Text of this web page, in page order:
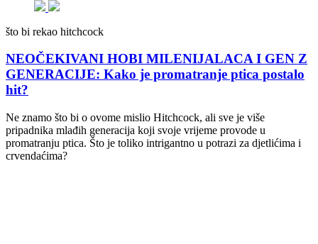
što bi rekao hitchcock
NEOČEKIVANI HOBI MILENIJALACA I GEN Z
GENERACIJE: Kako je promatranje ptica postalo
hit?
Ne znamo što bi o ovome mislio Hitchcock, ali sve je više
pripadnika mlađih generacija koji svoje vrijeme provode u
promatranju ptica. Što je toliko intrigantno u potrazi za djetlićima i
crvendaćima?